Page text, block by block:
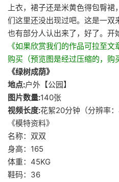
上衣，裙子还是米黄色得包臀
们这里还没出现过吧。这是一双
也有部分人认出来了，好了。开
《如果欣赏我们的作品可拉至
购买（预览图是经过压缩的，购
《绿树成荫》
地点:户外【公园】
图片数量:140张
视频长度:花絮20分钟（分辨率：
《模特资料》
名称：双双
身高：165
体重：45KG
鞋码：36